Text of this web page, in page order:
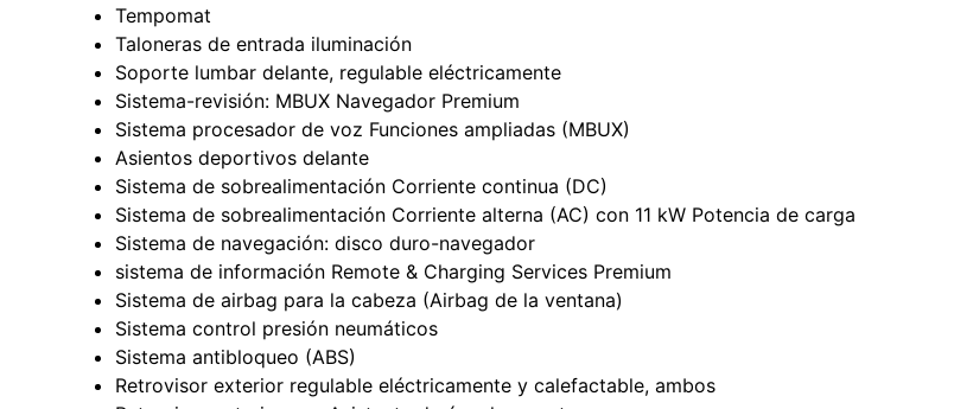
Tempomat
Taloneras de entrada iluminación
Soporte lumbar delante, regulable eléctricamente
Sistema-revisión: MBUX Navegador Premium
Sistema procesador de voz Funciones ampliadas (MBUX)
Asientos deportivos delante
Sistema de sobrealimentación Corriente continua (DC)
Sistema de sobrealimentación Corriente alterna (AC) con 11 kW Potencia de carga
Sistema de navegación: disco duro-navegador
sistema de información Remote & Charging Services Premium
Sistema de airbag para la cabeza (Airbag de la ventana)
Sistema control presión neumáticos
Sistema antibloqueo (ABS)
Retrovisor exterior regulable eléctricamente y calefactable, ambos